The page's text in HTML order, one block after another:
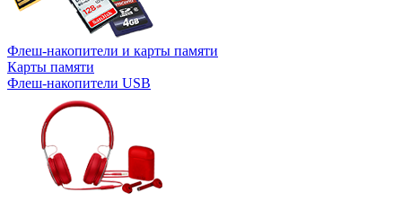
Флеш-накопители и карты памяти
Карты памяти
Флеш-накопители USB